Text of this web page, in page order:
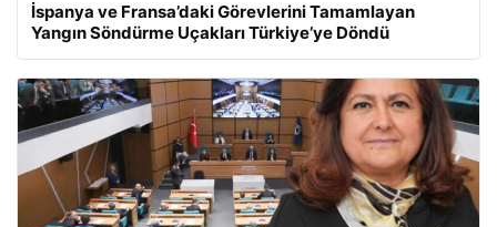
İspanya ve Fransa’daki Görevlerini Tamamlayan
Yangın Söndürme Uçakları Türkiye’ye Döndü